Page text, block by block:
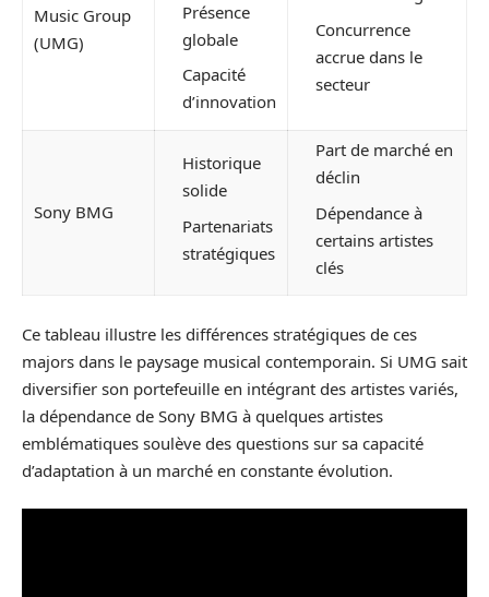
Music Group
(UMG)
Présence
globale
Capacité
d’innovation
Concurrence
accrue dans le
secteur
Sony BMG
Historique
solide
Partenariats
stratégiques
Part de marché en
déclin
Dépendance à
certains artistes
clés
Ce tableau illustre les différences stratégiques de ces
majors dans le paysage musical contemporain. Si UMG sait
diversifier son portefeuille en intégrant des artistes variés,
la dépendance de Sony BMG à quelques artistes
emblématiques soulève des questions sur sa capacité
d’adaptation à un marché en constante évolution.